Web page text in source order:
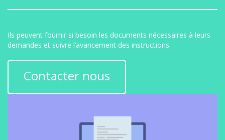
Ils peuvent fournir si besoin les documents nécessaires à leurs
demandes et suivre l’avancement des instructions.
Contacter nous